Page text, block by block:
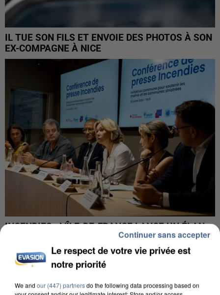
IL TUE SON FILS ET ENVOIE DES PHOTOS À SON
EX-COMPAGNE À NICE
INCENDIES : L’ÎLE-DE-FRANCE LANCE UN ÉLAN
DE SOLIDARITÉ AVEC LES...
Le respect de votre vie privée est
notre priorité
We and our (447) partnersdo the following data processing based on
Continuer sans accepter